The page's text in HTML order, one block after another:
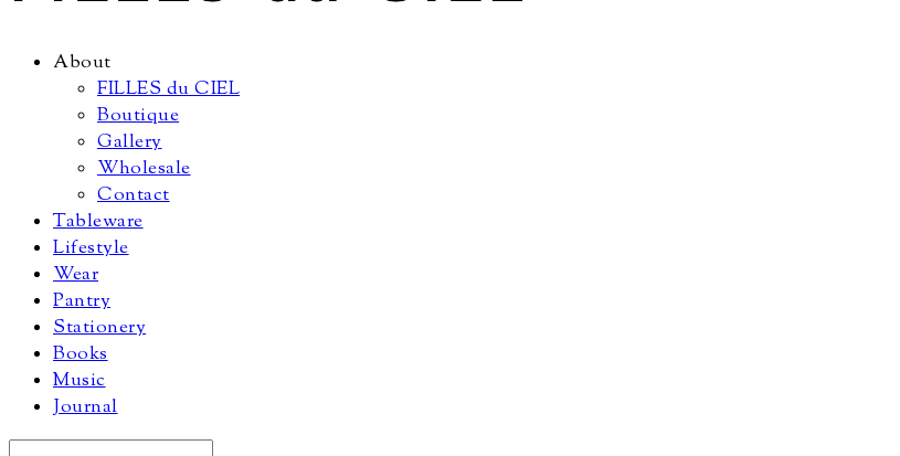
About
FILLES du CIEL
Boutique
Gallery
Wholesale
Contact
Tableware
Lifestyle
Wear
Pantry
Stationery
Books
Music
Journal